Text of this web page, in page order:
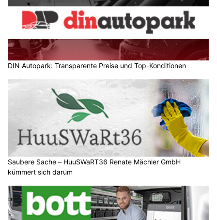
DIN Autopark: Transparente Preise und Top-Konditionen
Saubere Sache – HuuSWaRT36 Renate Mächler GmbH
kümmert sich darum